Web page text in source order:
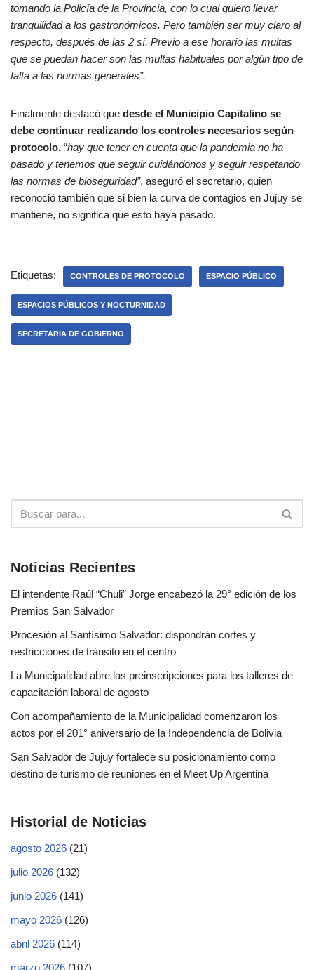
tomando la Policía de la Provincia, con lo cual quiero llevar
tranquilidad a los gastronómicos. Pero también ser muy claro al
respecto, después de las 2 sí. Previo a ese horario las multas
que se puedan hacer son las multas habituales por algún tipo de
falta a las normas generales”.
Finalmente destacó que desde el Municipio Capitalino se
debe continuar realizando los controles necesarios según
protocolo, “hay que tener en cuenta que la pandemia no ha
pasado y tenemos que seguir cuidándonos y seguir respetando
las normas de bioseguridad”, aseguró el secretario, quien
reconoció también que si bien la curva de contagios en Jujuy se
mantiene, no significa que esto haya pasado.
Etiquetas: CONTROLES DE PROTOCOLO ESPACIO PÚBLICO
ESPACIOS PÚBLICOS Y NOCTURNIDAD
SECRETARIA DE GOBIERNO
Noticias Recientes
El intendente Raúl “Chuli” Jorge encabezó la 29° edición de los
Premios San Salvador
Procesión al Santísimo Salvador: dispondrán cortes y
restricciones de tránsito en el centro
La Municipalidad abre las preinscripciones para los talleres de
capacitación laboral de agosto
Con acompañamiento de la Municipalidad comenzaron los
actos por el 201° aniversario de la Independencia de Bolivia
San Salvador de Jujuy fortalece su posicionamiento como
destino de turismo de reuniones en el Meet Up Argentina
Historial de Noticias
agosto 2026 (21)
julio 2026 (132)
junio 2026 (141)
mayo 2026 (126)
abril 2026 (114)